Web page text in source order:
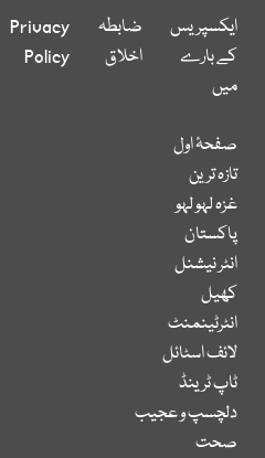
ایکسپریس
کے بارے
میں
ضابطہ
اخلاق
Privacy
Policy
صفحۂ اول
تازہ ترین
غزہ لہو لہو
پاکستان
انٹر نیشنل
کھیل
انٹرٹینمنٹ
لائف اسٹائل
ٹاپ ٹرینڈ
دلچسپ و عجیب
صحت